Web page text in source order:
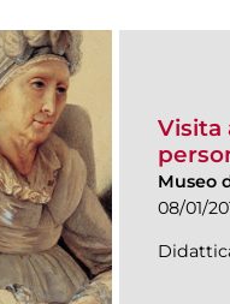
Visita
Museo
08/01/